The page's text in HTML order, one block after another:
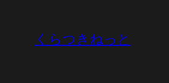
くらつきねっと